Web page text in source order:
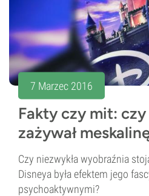
7 Marzec 2016
Fakty czy mit:
zażywał
Czy niezwykła wyobraźnia
Disneya była efektem jego
psychoaktywnymi?